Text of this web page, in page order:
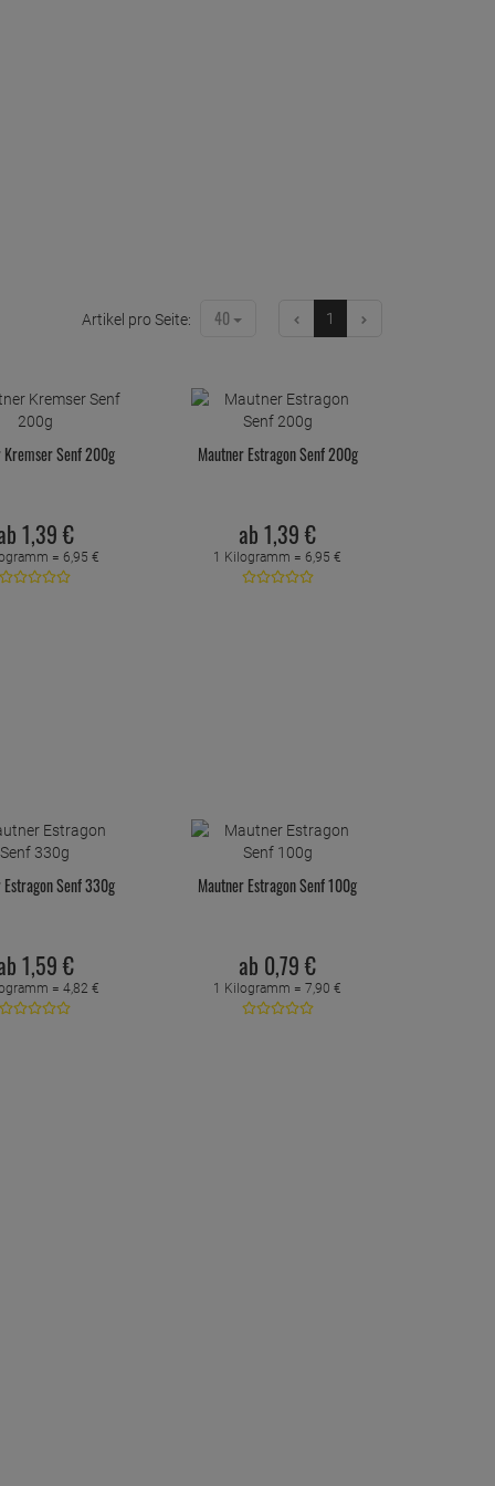
Artikel pro Seite: 40 1
Kremser Senf 200g
1,39 €
= 6,95 €
Mautner Estragon Senf 200g
ab 1,39 €
1 Kilogramm = 6,95 €
Senf 330g
1,59 €
= 4,82 €
Mautner Estragon Senf 100g
ab 0,79 €
1 Kilogramm =7,90 €